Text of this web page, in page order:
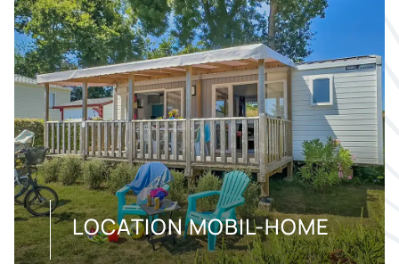
LOCATION MOBIL-HOME